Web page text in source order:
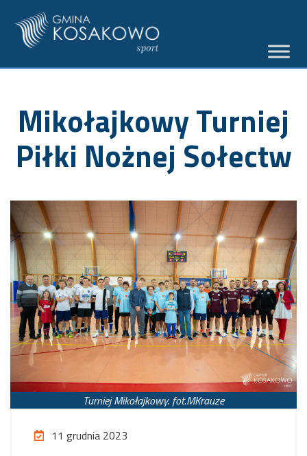
Mikołajkowy Turniej
Piłki Nożnej Sołectw
Turniej Mikołajkowy. fot.MKrauze
11 grudnia 2023